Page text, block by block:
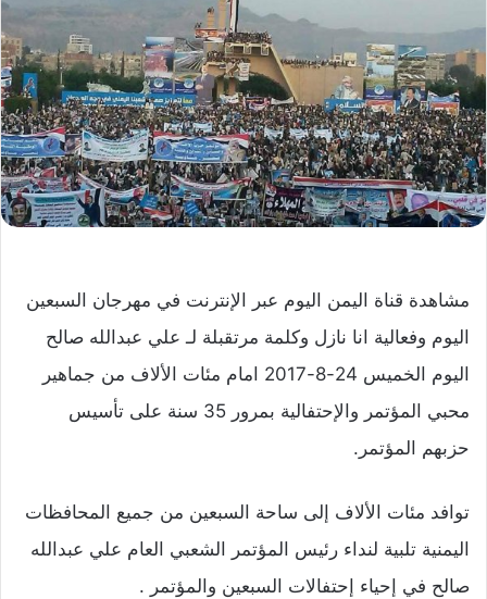
مشاهدة قناة اليمن اليوم عبر الإنترنت في مهرجان السبعين
اليوم وفعالية انا نازل وكلمة مرتقبلة لـ علي عبدالله صالح
اليوم الخميس 24-8-2017 امام مئات الألاف من جماهير
محبي المؤتمر والإحتفالية بمرور 35 سنة على تأسيس
حزبهم المؤتمر.
توافد مئات الألاف إلى ساحة السبعين من جميع المحافظات
اليمنية تلبية لنداء رئيس المؤتمر الشعبي العام علي عبدالله
صالح في إحياء إحتفالات السبعين والمؤتمر .